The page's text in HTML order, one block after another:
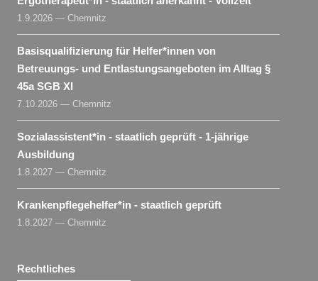
1.9.2026 — Chemnitz
Basisqualifizierung für Helfer​*innen von
Betreuungs- und Entlastungsangeboten im Alltag §
45a SGB XI
7.10.2026 — Chemnitz
Sozialassistent​*in - staatlich geprüft - 1-jährige
Ausbildung
1.8.2027 — Chemnitz
Krankenpflegehelfer​*in - staatlich geprüft
1.8.2027 — Chemnitz
Rechtliches